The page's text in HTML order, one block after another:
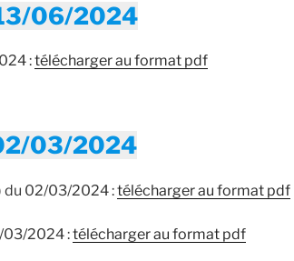
13/06/2024
:télécharger au format pdf
03/2024
du 02/03/2024 :télécharger au format pdf
03/2024 :télécharger au format pdf